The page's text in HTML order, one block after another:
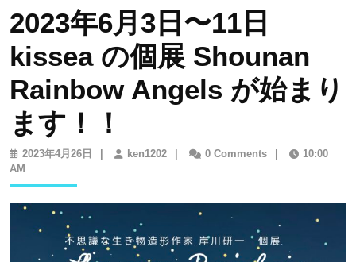
2023年6月3日〜11日
kissea の個展 Shounan
Rainbow Angels が始まり
ます！！
2023年4月26日
2023
日
ken1202ken12020 Comments
10:00
AM